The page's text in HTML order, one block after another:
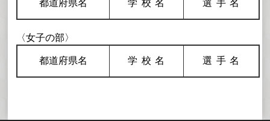
都道府県名 学校名 選手名
〈女子の部〉
都道府県名 学校名 選手名